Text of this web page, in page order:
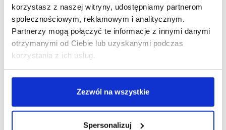
korzystasz z naszej witryny, udostępniamy partnerom
społecznościowym, reklamowym i analitycznym.
Partnerzy mogą połączyć te informacje z innymi danymi
otrzymanymi od Ciebie lub uzyskanymi podczas
korzystania z ich usług.
Zezwól na wszystkie
Spersonalizuj
R E K L A M A